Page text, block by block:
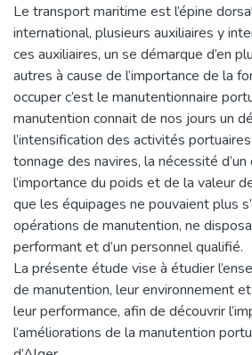
Le transport maritime est l’épine
international, plusieurs auxiliaires y
ces auxiliaires, un se démarque d’en
autres à cause de l’importance de la
occuper c’est le manutentionnaire
manutention connait de nos jours un
l’intensification des activités
tonnage des navires, la nécessité
l’importance du poids et de la valeur
que les équipages ne pouvaient plus
opérations de manutention, ne
performant et d’un personnel qualifié.
La présente étude vise à étudier
de manutention, leur environnement
leur performance, afin de découvrir
l’améliorations de la manutention